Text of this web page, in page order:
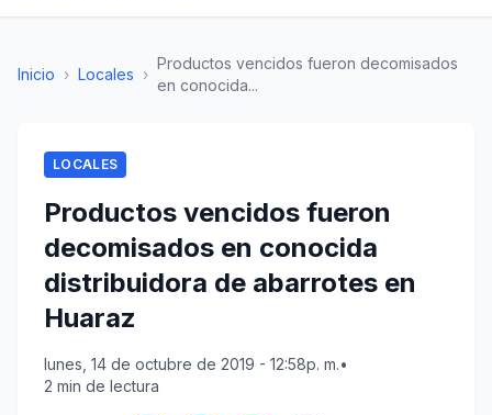
Inicio › Locales ›
Productos vencidos fueron decomisados
en conocida...
LOCALES
Productos vencidos fueron
decomisados en conocida
distribuidora de abarrotes en
Huaraz
lunes, 14 de octubre de 2019 - 12:58p. m.•
2 min de lectura